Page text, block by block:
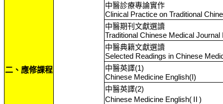
二、應修課程
中醫診療專論實作
Clinical Practice on Traditional
中醫期刊文獻選讀
Traditional Chinese Medical Journal
中醫典籍文獻選讀
Selected Readings in Chinese
中醫英譯(1)
Chinese Medicine English(I)
中醫英譯(2)
Chinese Medicine English(Ⅱ)